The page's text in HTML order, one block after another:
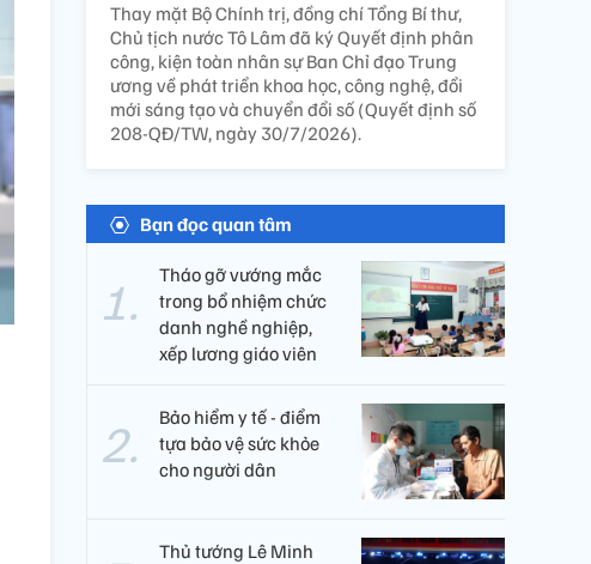
Thay mặt Bộ Chính trị, đồng chí Tổng Bí thư,
Chủ tịch nước Tô Lâm đã ký Quyết định phân
công, kiện toàn nhân sự Ban Chỉ đạo Trung
ương về phát triển khoa học, công nghệ, đổi
mới sáng tạo và chuyển đổi số (Quyết định số
208-QĐ/TW, ngày 30/7/2026).
Bạn đọc quan tâm
Tháo gỡ vướng mắc
trong bổ nhiệm chức
danh nghề nghiệp,
xếp lương giáo viên
Bảo hiểm y tế - điểm
tựa bảo vệ sức khỏe
cho người dân
Thủ tướng Lê Minh